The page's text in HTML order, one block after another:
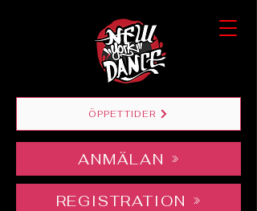
ÖPPETTIDER
ANMÄLAN
REGISTRATION